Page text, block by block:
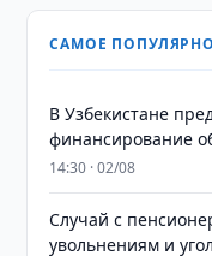
САМОЕ
В Узбекистане
финансирование
14:30 · 02/08
Случай с
увольнениям и